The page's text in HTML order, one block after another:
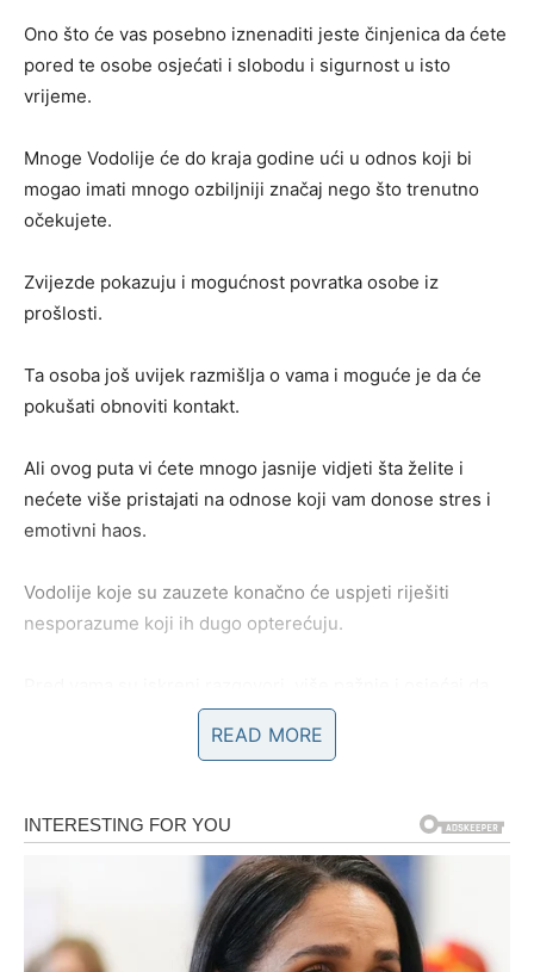
Ono što će vas posebno iznenaditi jeste činjenica da ćete
pored te osobe osjećati i slobodu i sigurnost u isto
vrijeme.
Mnoge Vodolije će do kraja godine ući u odnos koji bi
mogao imati mnogo ozbiljniji značaj nego što trenutno
očekujete.
Zvijezde pokazuju i mogućnost povratka osobe iz
prošlosti.
Ta osoba još uvijek razmišlja o vama i moguće je da će
pokušati obnoviti kontakt.
Ali ovog puta vi ćete mnogo jasnije vidjeti šta želite i
nećete više pristajati na odnose koji vam donose stres i
emotivni haos.
Vodolije koje su zauzete konačno će uspjeti riješiti
nesporazume koji ih dugo opterećuju.
partner konačno razumije koliko vam je stalo.
USPJEHA I VELIKIH ODLUKA
Na poslovnom planu ulazite u veoma važan period.
Do kraja godine mnoge Vodolije mogle bi napraviti veliki
READ MORE